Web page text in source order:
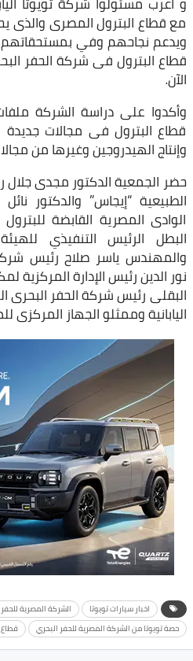
مع قطاع البترول المصرى والذى
ويدعم نجاحهم وفي
الآن.
وأكدوا على دراسة الشركة
قطاع البترول فى مجالات جديدة
وإنتاج الهيدروجين وغيرها من
حضر الجمعية الدكتور مجدى جلال
الطبيعية “إيجاس” والدكتور
الوادى المصرية القابضة
البطل الرئيس التنفيذي
والمهندس ياسر صلاح رئيس
نور الدين رئيس الإدارة
البقلى رئيس شركة الحفر البحرى
اليابانية وممثلو الجهاز المركزى
اخبار سيارات تويوتا
الشركة المصرية
حصة تويوتا من الشركة المصرية للحفر البحري
قطاع